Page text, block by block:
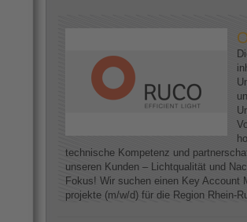
technische Kompetenz und
unseren Kunden – Lichtqualität und
Fokus! Wir suchen einen Key Account
projekte (m/w/d) für die Region Rhein-